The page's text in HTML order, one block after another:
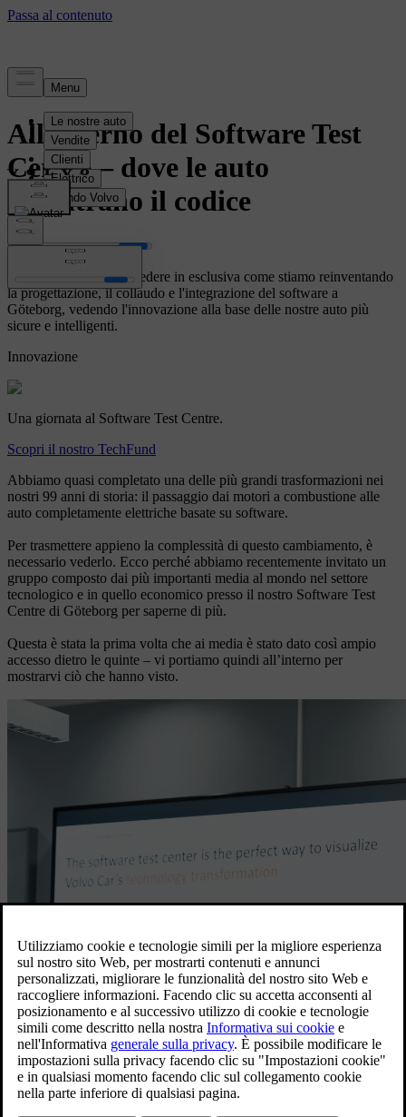
All'interno del Software Test
Centre – dove le auto
incontrano il codice
I media hanno potuto vedere in esclusiva come stiamo reinventando
la progettazione, il collaudo e l'integrazione del software a
Göteborg, vedendo l'innovazione alla base delle nostre auto più
sicure e intelligenti.
Innovazione
Una giornata al Software Test Centre.
Scopri il nostro TechFund
Abbiamo quasi completato una delle più grandi trasformazioni nei
nostri 99 anni di storia: il passaggio dai motori a combustione alle
auto completamente elettriche basate su software.
Per trasmettere appieno la complessità di questo cambiamento, è
necessario vederlo. Ecco perché abbiamo recentemente invitato un
gruppo composto dai più importanti media al mondo nel settore
tecnologico e in quello economico presso il nostro Software Test
Centre di Göteborg per saperne di più.
Questa è stata la prima volta che ai media è stato dato così ampio
accesso dietro le quinte – vi portiamo quindi all’interno per
mostrarvi ciò che hanno visto.